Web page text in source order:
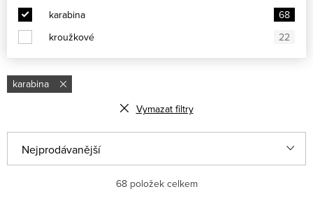
karabina
68
kroužkové
22
karabina
Vymazat filtry
a
Nejprodávanější
68položek celkem